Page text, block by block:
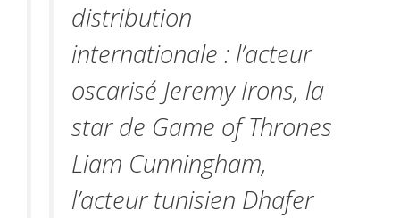
distribution
internationale : l’acteur
oscarisé Jeremy Irons, la
star de Game of Thrones
Liam Cunningham,
l’acteur tunisien Dhafer